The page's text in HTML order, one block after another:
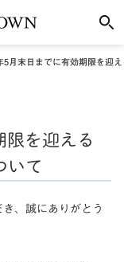
5月末日までに有効期限を迎
を迎える
いて
、誠にありがとう